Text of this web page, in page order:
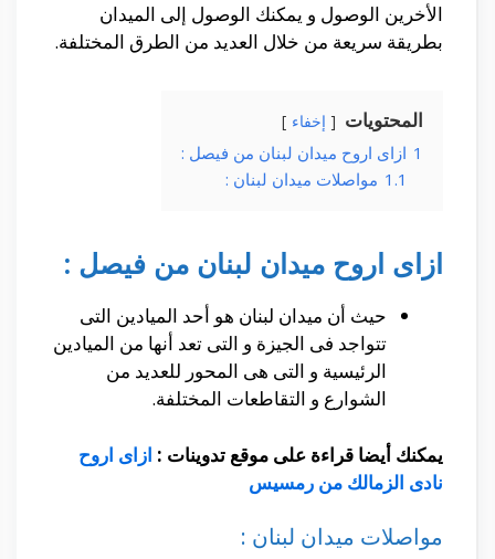
الأخرين الوصول و يمكنك الوصول إلى الميدان
بطريقة سريعة من خلال العديد من الطرق المختلفة.
المحتويات إخفاء
1 ازاى اروح ميدان لبنان من فيصل :
1.1 مواصلات ميدان لبنان :
ازاى اروح ميدان لبنان من فيصل :
حيث أن ميدان لبنان هو أحد الميادين التى
تتواجد فى الجيزة و التى تعد أنها من الميادين
الرئيسية و التى هى المحور للعديد من
الشوارع و التقاطعات المختلفة.
يمكنك أيضا قراءة على موقع تدوينات : ازاى اروح
نادى الزمالك من رمسيس
مواصلات ميدان لبنان :